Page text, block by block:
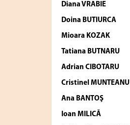
Diana VRABIE
Doina BUTIURCA
Mioara KOZAK
Tatiana BUTNARU
Adrian CIBOTARU
Cristinel MUNTEANU
Ana BANTOŞ
Ioan MILICĂ